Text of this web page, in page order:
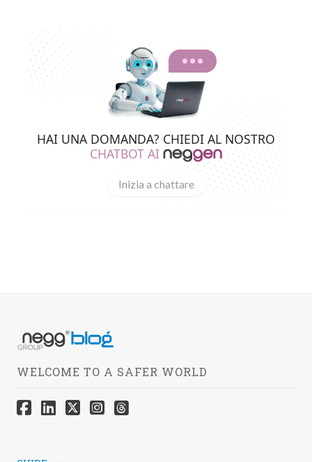
HAI UNA DOMANDA? CHIEDI AL NOSTRO
CHATBOT AI
Inizia a chattare
WELCOME TO A SAFER WORLD